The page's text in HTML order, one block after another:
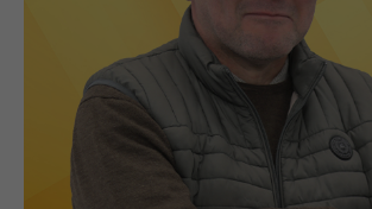
Cum sociis natoque penatibus et magnis
montes, nascetur ridiculus mus. Donec
ultricies nec.